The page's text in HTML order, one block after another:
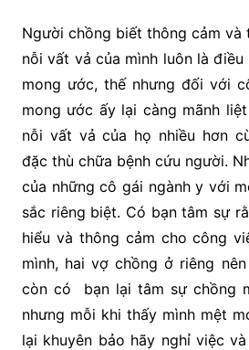
Người chồng biết thông cảm và
nỗi vất vả của mình luôn là
mong ước, thế nhưng đối với
mong ước ấy lại càng mãnh
nỗi vất vả của họ nhiều hơn
đặc thù chữa bệnh cứu người.
của những cô gái ngành y với
sắc riêng biệt. Có bạn tâm sự
hiểu và thông cảm cho công
mình, hai vợ chồng ở riêng
còn có bạn lại tâm sự chồng
nhưng mỗi khi thấy mình mệt
lại khuyên bảo hãy nghỉ việc